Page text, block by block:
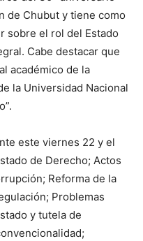
de Chubut y tiene como
sobre el rol del Estado
Cabe destacar que
académico de la
la Universidad Nacional
este viernes 22 y el
de Derecho; Actos
Reforma de la
Problemas
y tutela de